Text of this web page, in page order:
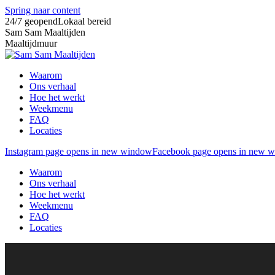
Spring naar content
24/7 geopendLokaal bereid
Sam Sam Maaltijden
Maaltijdmuur
Waarom
Ons verhaal
Hoe het werkt
Weekmenu
FAQ
Locaties
Instagram page opens in new windowFacebook page opens in new
Waarom
Ons verhaal
Hoe het werkt
Weekmenu
FAQ
Locaties